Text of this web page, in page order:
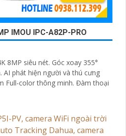
IMOU IPC-A82P-PRO
8MP siêu nét. Góc xoay 355°
AI phát hiện người và thú cưng
Full-color thông minh. Đàm thoại